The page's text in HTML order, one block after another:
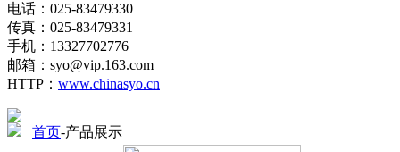
电话：025-83479330
传真：025-83479331
手机：13327702776
邮箱：syo@vip.163.com
HTTP： www.chinasyo.cn
首页-产品展示